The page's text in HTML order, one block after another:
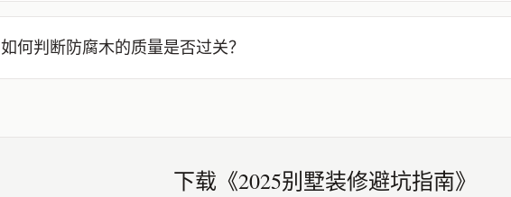
如何判断防腐木的质量是否过关？
下载《2025别墅装修避坑指南》